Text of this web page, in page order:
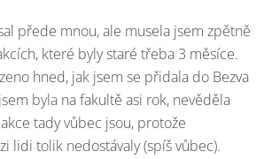
přede mnou, ale musela jsem zpětně
které byly staré třeba 3 měsíce.
hned, jak jsem se přidala do Bezva
byla na fakultě asi rok, nevěděla
tady vůbec jsou, protože
lidi tolik nedostávaly (spíš vůbec).